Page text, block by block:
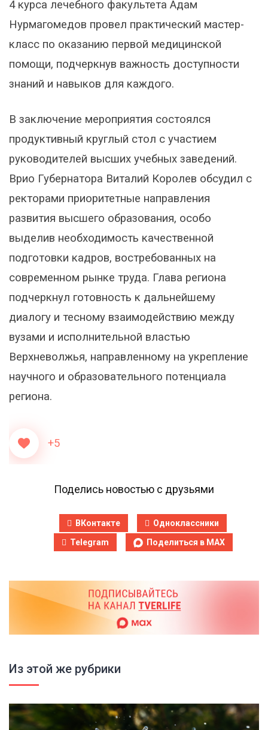
4 курса лечебного факультета Адам
Нурмагомедов провел практический мастер-
класс по оказанию первой медицинской
помощи, подчеркнув важность доступности
знаний и навыков для каждого.
В заключение мероприятия состоялся
продуктивный круглый стол с участием
руководителей высших учебных заведений.
Врио Губернатора Виталий Королев обсудил с
ректорами приоритетные направления
развития высшего образования, особо
выделив необходимость качественной
подготовки кадров, востребованных на
современном рынке труда. Глава региона
подчеркнул готовность к дальнейшему
диалогу и тесному взаимодействию между
вузами и исполнительной властью
Верхневолжья, направленному на укрепление
научного и образовательного потенциала
региона.
+5
Поделись новостью с друзьями
ВКонтакте
Одноклассники
Telegram
Поделиться в MAX
Из этой же рубрики